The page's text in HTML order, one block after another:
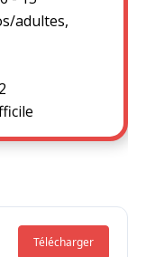
adultes,
2
Télécharger